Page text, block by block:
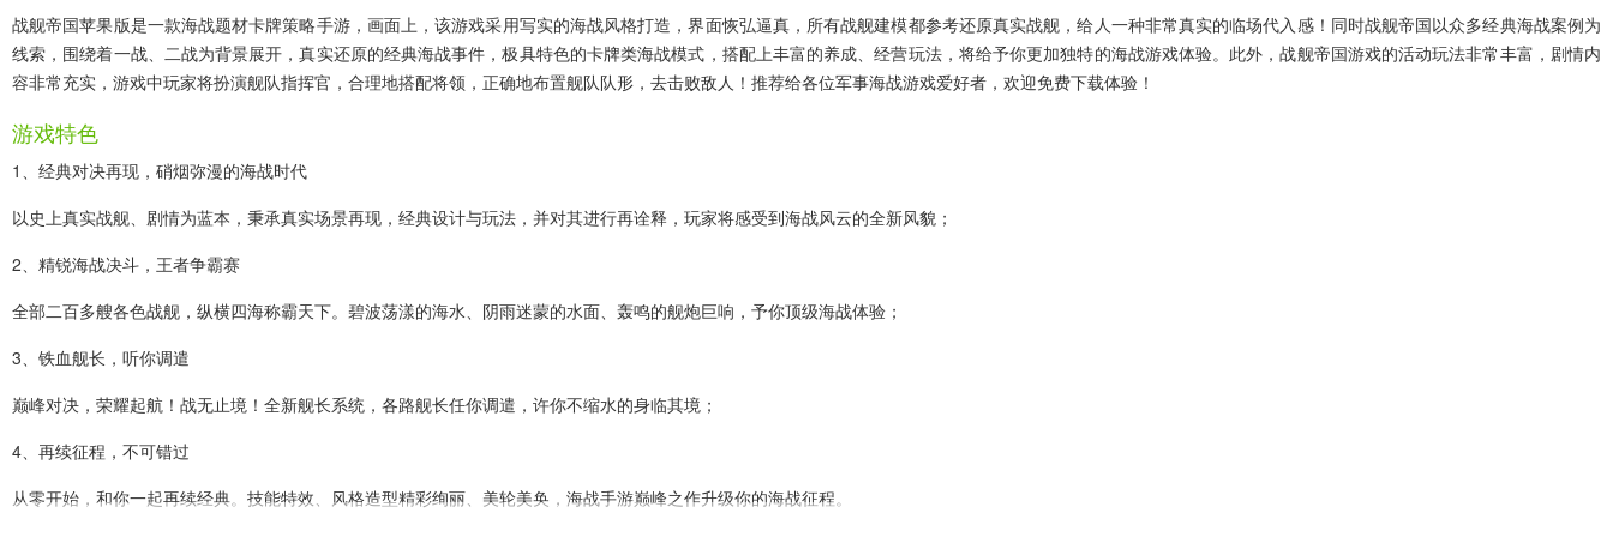
战舰帝国苹果版是一款海战题材卡牌策略手游，画面上，该游戏采用写实的海战风格打造，界面恢弘逼真，所有战舰建模都参考还原真实战舰，给人一种非常真实的临场代入感！同时战舰帝国以众多经典海战案例为
线索，围绕着一战、二战为背景展开，真实还原的经典海战事件，极具特色的卡牌类海战模式，搭配上丰富的养成、经营玩法，将给予你更加独特的海战游戏体验。此外，战舰帝国游戏的活动玩法非常丰富，剧情内
容非常充实，游戏中玩家将扮演舰队指挥官，合理地搭配将领，正确地布置舰队队形，去击败敌人！推荐给各位军事海战游戏爱好者，欢迎免费下载体验！
游戏特色
1、经典对决再现，硝烟弥漫的海战时代
以史上真实战舰、剧情为蓝本，秉承真实场景再现，经典设计与玩法，并对其进行再诠释，玩家将感受到海战风云的全新风貌；
2、精锐海战决斗，王者争霸赛
全部二百多艘各色战舰，纵横四海称霸天下。碧波荡漾的海水、阴雨迷蒙的水面、轰鸣的舰炮巨响，予你顶级海战体验；
3、铁血舰长，听你调遣
巅峰对决，荣耀起航！战无止境！全新舰长系统，各路舰长任你调遣，许你不缩水的身临其境；
4、再续征程，不可错过
从零开始，和你一起再续经典。技能特效、风格造型精彩绚丽、美轮美奂，海战手游巅峰之作升级你的海战征程。